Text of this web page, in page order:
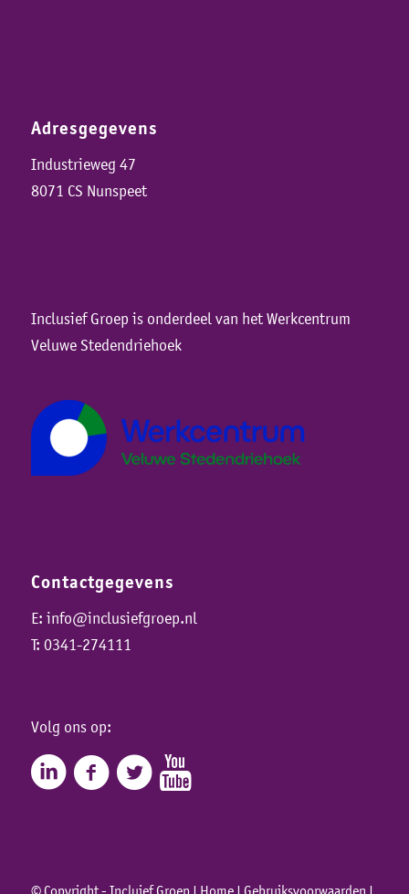
Adresgegevens
Industrieweg 47
8071 CS Nunspeet
Inclusief Groep is onderdeel van het Werkcentrum
Veluwe Stedendriehoek
Contactgegevens
E: info@inclusiefgroep.nl
T: 0341-274111
Volg ons op:
© Copyright - Incluief Groep | Home| Gebruiksvoorwaarden |